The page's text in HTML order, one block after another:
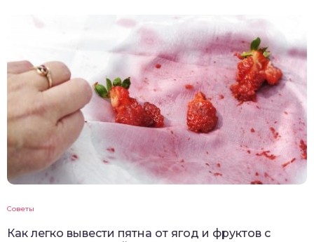
Советы
Как легко вывести пятна от ягод и фруктов с